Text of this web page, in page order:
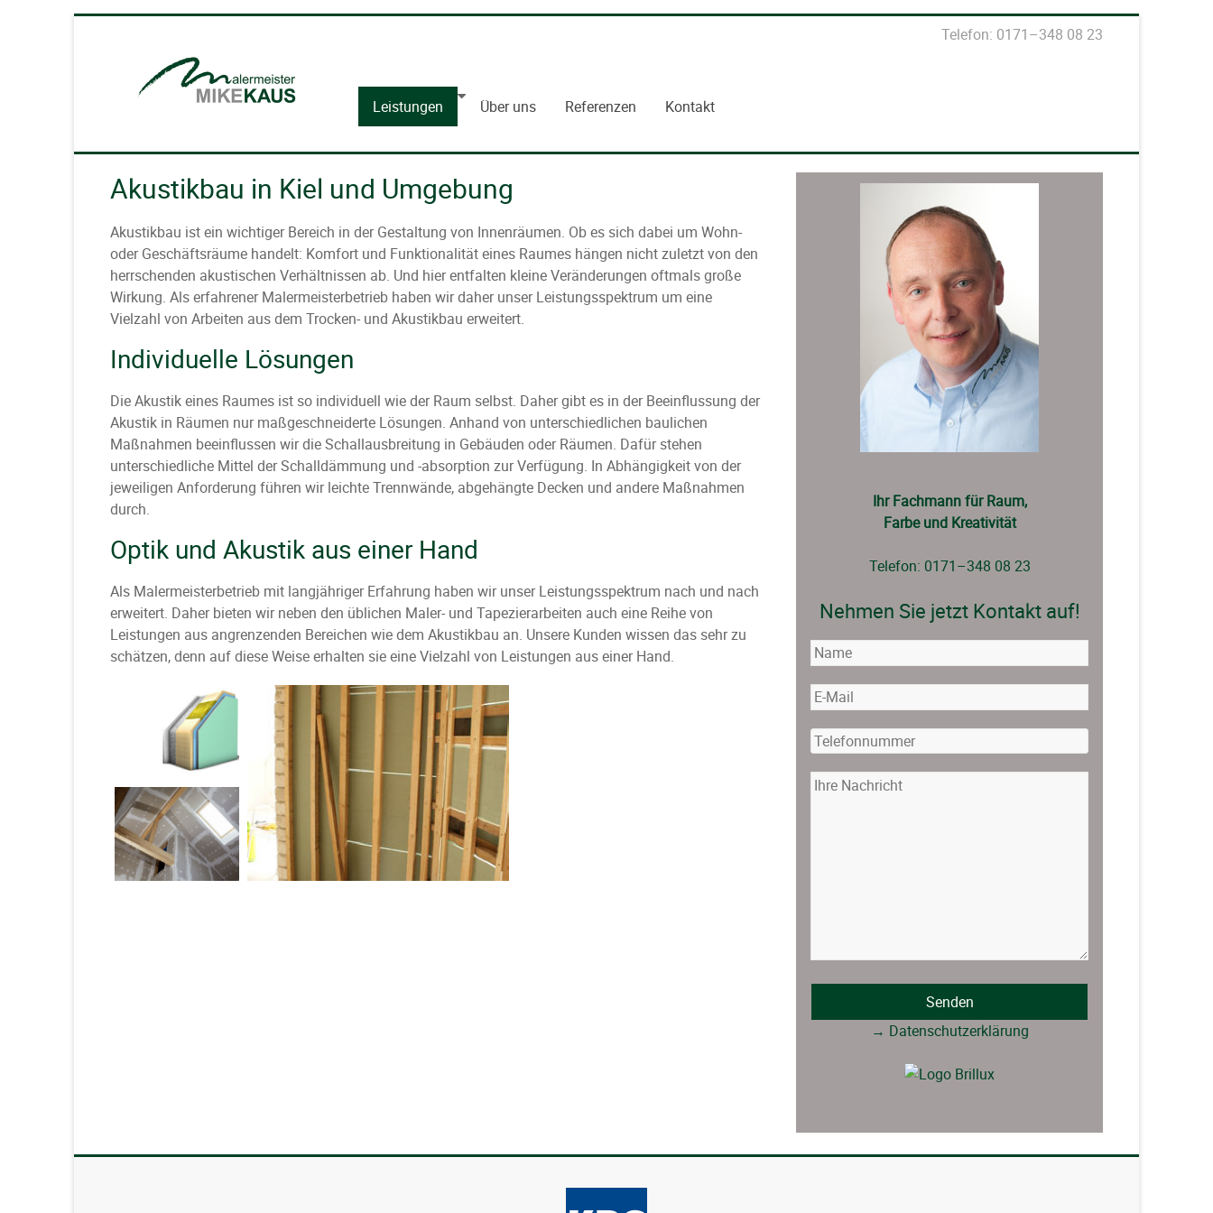
Telefon: 0171–348 08 23
Leistungen Über uns Referenzen Kontakt
Akustikbau in Kiel und Umgebung
Akustikbau ist ein wichtiger Bereich in der Gestaltung von Innenräumen. Ob es sich dabei um Wohn-
oder Geschäftsräume handelt: Komfort und Funktionalität eines Raumes hängen nicht zuletzt von den
herrschenden akustischen Verhältnissen ab. Und hier entfalten kleine Veränderungen oftmals große
Wirkung. Als erfahrener Malermeisterbetrieb haben wir daher unser Leistungsspektrum um eine
Vielzahl von Arbeiten aus dem Trocken- und Akustikbau erweitert.
Individuelle Lösungen
Die Akustik eines Raumes ist so individuell wie der Raum selbst. Daher gibt es in der Beeinflussung der
Akustik in Räumen nur maßgeschneiderte Lösungen. Anhand von unterschiedlichen baulichen
Maßnahmen beeinflussen wir die Schallausbreitung in Gebäuden oder Räumen. Dafür stehen
unterschiedliche Mittel der Schalldämmung und -absorption zur Verfügung. In Abhängigkeit von der
jeweiligen Anforderung führen wir leichte Trennwände, abgehängte Decken und andere Maßnahmen
durch.
Optik und Akustik aus einer Hand
Als Malermeisterbetrieb mit langjähriger Erfahrung haben wir unser Leistungsspektrum nach und nach
erweitert. Daher bieten wir neben den üblichen Maler- und Tapezierarbeiten auch eine Reihe von
Leistungen aus angrenzenden Bereichen wie dem Akustikbau an. Unsere Kunden wissen das sehr zu
schätzen, denn auf diese Weise erhalten sie eine Vielzahl von Leistungen aus einer Hand.
Ihr Fachmann für Raum,
Farbe und Kreativität
Telefon: 0171–348 08 23
Nehmen Sie jetzt Kontakt auf!
→ Datenschutzerklärung